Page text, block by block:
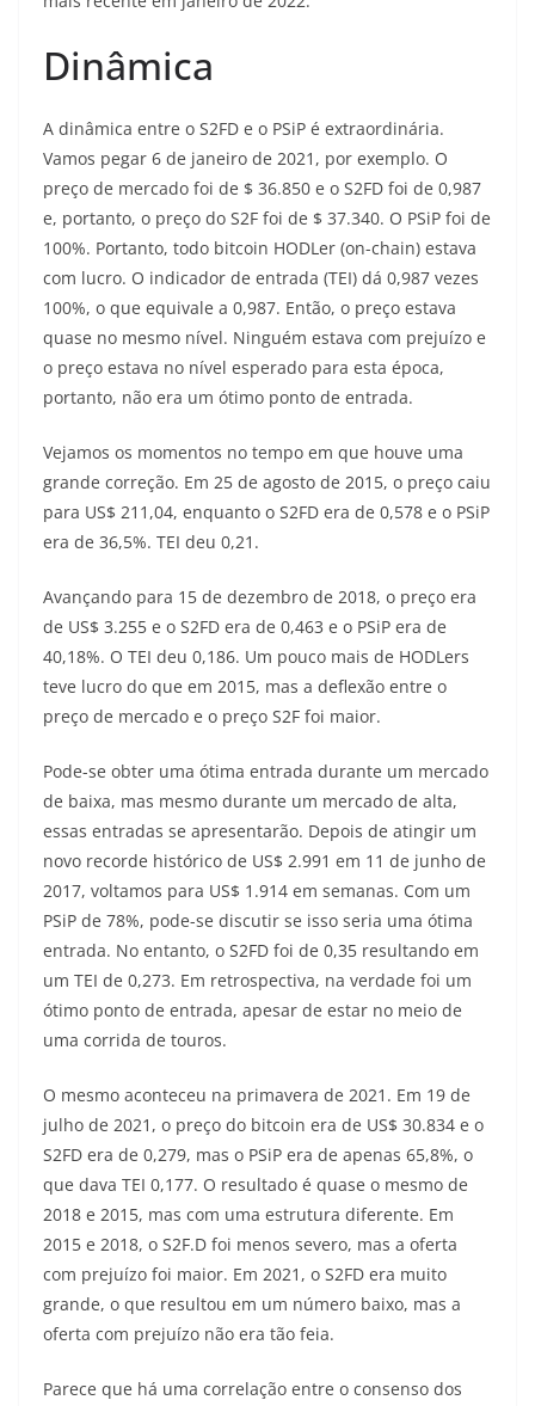
Dinâmica
A dinâmica entre o S2FD e o PSiP é extraordinária.
Vamos pegar 6 de janeiro de 2021, por exemplo. O
preço de mercado foi de $ 36.850 e o S2FD foi de 0,987
e, portanto, o preço do S2F foi de $ 37.340. O PSiP foi de
100%. Portanto, todo bitcoin HODLer (on-chain) estava
com lucro. O indicador de entrada (TEI) dá 0,987 vezes
100%, o que equivale a 0,987. Então, o preço estava
quase no mesmo nível. Ninguém estava com prejuízo e
o preço estava no nível esperado para esta época,
portanto, não era um ótimo ponto de entrada.
Vejamos os momentos no tempo em que houve uma
grande correção. Em 25 de agosto de 2015, o preço caiu
para US$ 211,04, enquanto o S2FD era de 0,578 e o PSiP
era de 36,5%. TEI deu 0,21.
Avançando para 15 de dezembro de 2018, o preço era
de US$ 3.255 e o S2FD era de 0,463 e o PSiP era de
40,18%. O TEI deu 0,186. Um pouco mais de HODLers
teve lucro do que em 2015, mas a deflexão entre o
preço de mercado e o preço S2F foi maior.
Pode-se obter uma ótima entrada durante um mercado
de baixa, mas mesmo durante um mercado de alta,
essas entradas se apresentarão. Depois de atingir um
novo recorde histórico de US$ 2.991 em 11 de junho de
2017, voltamos para US$ 1.914 em semanas. Com um
PSiP de 78%, pode-se discutir se isso seria uma ótima
entrada. No entanto, o S2FD foi de 0,35 resultando em
um TEI de 0,273. Em retrospectiva, na verdade foi um
ótimo ponto de entrada, apesar de estar no meio de
uma corrida de touros.
O mesmo aconteceu na primavera de 2021. Em 19 de
julho de 2021, o preço do bitcoin era de US$ 30.834 e o
S2FD era de 0,279, mas o PSiP era de apenas 65,8%, o
que dava TEI 0,177. O resultado é quase o mesmo de
2018 e 2015, mas com uma estrutura diferente. Em
2015 e 2018, o S2F.D foi menos severo, mas a oferta
com prejuízo foi maior. Em 2021, o S2FD era muito
grande, o que resultou em um número baixo, mas a
oferta com prejuízo não era tão feia.
Parece que há uma correlação entre o consenso dos